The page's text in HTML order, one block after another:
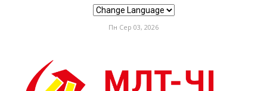
Пн Сер 03, 2026